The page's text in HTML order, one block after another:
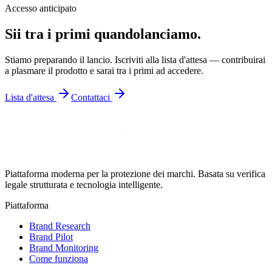
Accesso anticipato
Sii tra i primi quandolanciamo.
Stiamo preparando il lancio. Iscriviti alla lista d'attesa — contribuirai
a plasmare il prodotto e sarai tra i primi ad accedere.
Lista d'attesa Contattaci
Piattaforma moderna per la protezione dei marchi. Basata su verifica
legale strutturata e tecnologia intelligente.
Piattaforma
Brand Research
Brand Pilot
Brand Monitoring
Come funziona